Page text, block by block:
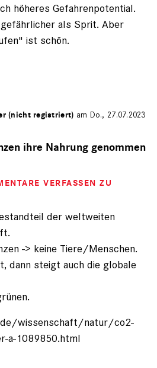
höheres Gefahrenpotential.
als Sprit. Aber
ist schön.
(nicht registriert) am Do., 27.07.2023
ihre Nahrung genommen
VERFASSEN ZU
der weltweiten
-> keine Tiere/Menschen.
dann steigt auch die globale
wissenschaft/natur/co2-
a-1089850.html